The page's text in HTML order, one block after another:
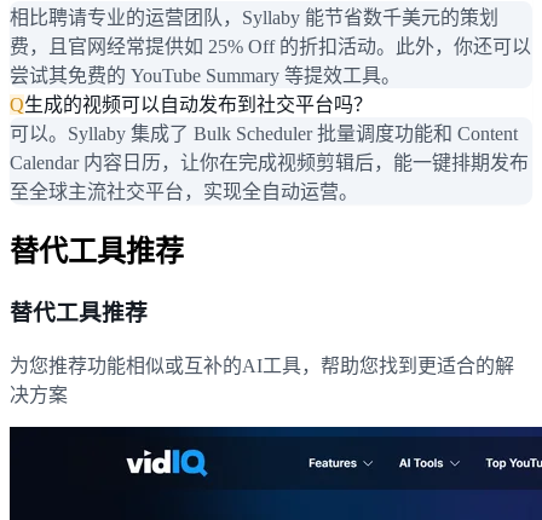
相比聘请专业的运营团队，Syllaby 能节省数千美元的策划
费，且官网经常提供如 25% Off 的折扣活动。此外，你还可以
尝试其免费的 YouTube Summary 等提效工具。
Q生成的视频可以自动发布到社交平台吗？
可以。Syllaby 集成了 Bulk Scheduler 批量调度功能和 Content
Calendar 内容日历，让你在完成视频剪辑后，能一键排期发布
至全球主流社交平台，实现全自动运营。
替代工具推荐
替代工具推荐
为您推荐功能相似或互补的AI工具，帮助您找到更适合的解
决方案